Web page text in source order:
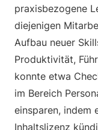
praxisbezogene
diejenigen
Aufbau neuer
Produktivität,
konnte etwa
im Bereich
einsparen, indem
Inhaltslizenz